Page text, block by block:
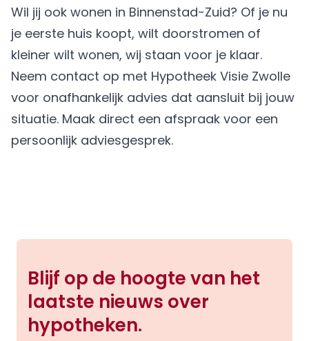
Wil jij ook wonen in Binnenstad-Zuid? Of je nu
je eerste huis koopt, wilt doorstromen of
kleiner wilt wonen, wij staan voor je klaar.
Neem contact op met Hypotheek Visie Zwolle
voor onafhankelijk advies dat aansluit bij jouw
situatie. Maak direct een afspraak voor een
persoonlijk adviesgesprek.
Blijf op de hoogte van het
laatste nieuws over
hypotheken.